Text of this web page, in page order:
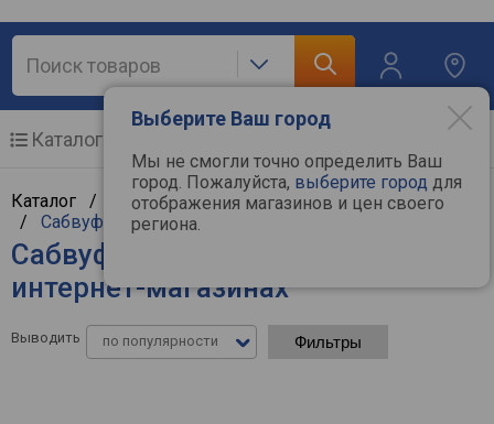
Выберите Ваш город
Мы не смогли точно определить Ваш
город. Пожалуйста, выберите город для
отображения магазинов и цен своего
региона.
Каталог
Каталог / Аудиотехника/Hi-Fi и Hi-End компоненты
/ Сабвуферы
Сабвуферы Cabasse - цены в
интернет-магазинах
Выводить по популярности Фильтры